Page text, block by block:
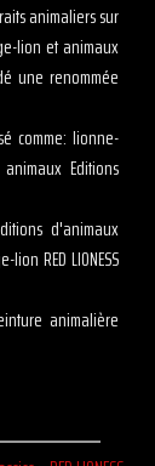
animaliers sur
lion et animaux
une renommée
comme: lionne-
Editions
d'animaux
RED LIONESS
animalière